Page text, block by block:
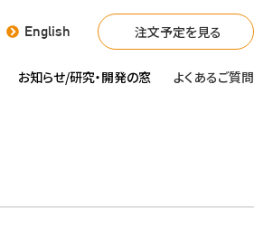
English 注文予定を見る
お知らせ/研究・開発の窓 よくあるご質問